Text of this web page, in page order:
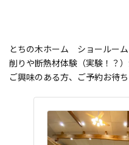
とちの木ホーム ショールー
削りや断熱材体験（実験！？
ご興味のある方、ご予約お待